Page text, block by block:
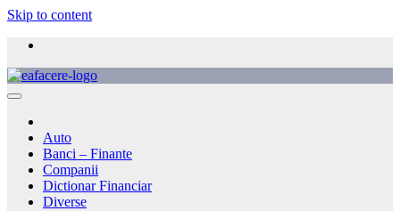
Skip to content
Auto
Banci – Finante
Companii
Dictionar Financiar
Diverse